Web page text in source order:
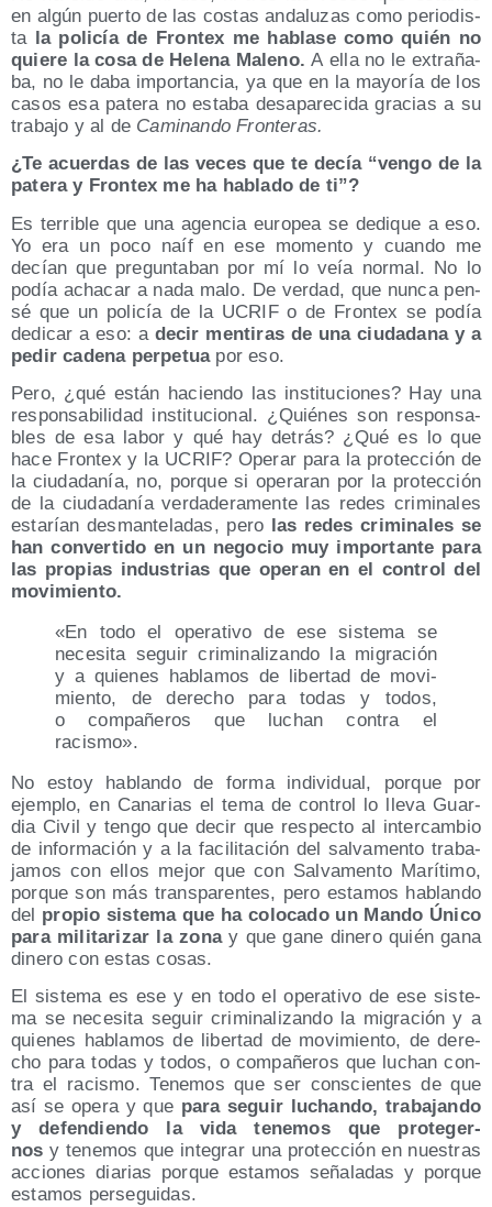
en algún puer­to de las cos­tas anda­lu­zas como perio­dis­
ta la poli­cía de Fron­tex me habla­se como quién no
quie­re la cosa de Hele­na Maleno. A ella no le extra­ña­
ba, no le daba impor­tan­cia, ya que en la mayo­ría de los
casos esa pate­ra no esta­ba des­apa­re­ci­da gra­cias a su
tra­ba­jo y al de Cami­nan­do Fronteras.
¿Te acuer­das de las veces que te decía “ven­go de la
pate­ra y Fron­tex me ha habla­do de ti”?
Es terri­ble que una agen­cia euro­pea se dedi­que a eso.
Yo era un poco naíf en ese momen­to y cuan­do me
decían que pre­gun­ta­ban por mí lo veía nor­mal. No lo
podía acha­car a nada malo. De ver­dad, que nun­ca pen­
sé que un poli­cía de la UCRIF o de Fron­tex se podía
dedi­car a eso: a decir men­ti­ras de una ciu­da­da­na y a
pedir cade­na per­pe­tuapor eso.
Pero, ¿qué están hacien­do las ins­ti­tu­cio­nes? Hay una
res­pon­sa­bi­li­dad ins­ti­tu­cio­nal. ¿Quié­nes son res­pon­sa­
bles de esa labor y qué hay detrás? ¿Qué es lo que
hace Fron­tex y la UCRIF? Ope­rar para la pro­tec­ción de
la ciu­da­da­nía, no, por­que si ope­ra­ran por la pro­tec­ción
de la ciu­da­da­nía ver­da­de­ra­men­te las redes cri­mi­na­les
esta­rían des­man­te­la­das, pero
las redes cri­mi­na­les se
han con­ver­ti­do en un nego­cio muy impor­tan­te para
las pro­pias indus­trias que ope­ran en el con­trol del
movi­mien­to.
«En todo el ope­ra­ti­vo de ese sis­te­ma se
nece­si­ta seguir cri­mi­na­li­zan­do la migra­ción
y a quie­nes habla­mos de liber­tad de movi­
mien­to, de dere­cho para todas y todos,
o com­pa­ñe­ros que luchan con­tra el
racismo».
No estoy hablan­do de for­ma indi­vi­dual, por­que por
ejem­plo, en Cana­rias el tema de con­trol lo lle­va Guar­
dia Civil y ten­go que decir que res­pec­to al inter­cam­bio
de infor­ma­ción y a la faci­li­ta­ción del sal­va­men­to tra­ba­
ja­mos con ellos mejor que con Sal­va­men­to Marí­ti­mo,
por­que son más trans­pa­ren­tes, pero esta­mos hablan­do
del pro­pio sis­te­ma que ha colo­ca­do un Man­do Úni­co
para mili­ta­ri­zar la zonay que gane dine­ro quién gana
dine­ro con estas cosas.
El sis­te­ma es ese y en todo el ope­ra­ti­vo de ese sis­te­
ma se nece­si­ta seguir cri­mi­na­li­zan­do la migra­ción y a
quie­nes habla­mos de liber­tad de movi­mien­to, de dere­
cho para todas y todos, o com­pa­ñe­ros que luchan con­
tra el racis­mo. Tene­mos que ser cons­cien­tes de que
así se ope­ra y que para seguir luchan­do, tra­ba­jan­do
y defen­dien­do la vida tene­mos que pro­te­ger­
nosy tene­mos que inte­grar una pro­tec­ción en nues­tras
accio­nes dia­rias por­que esta­mos seña­la­das y por­que
esta­mos perseguidas.